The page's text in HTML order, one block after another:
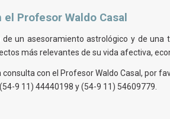
Profesor Waldo Casal
de un asesoramiento astrológico y de
más relevantes de su vida afectiva,
con el Profesor Waldo Casal, por
9 11) 44440198 y (54-9 11) 54609779.